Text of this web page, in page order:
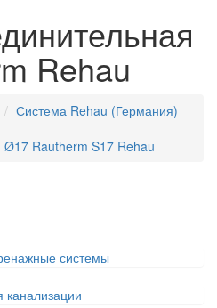
Rehau
Система Rehau (Германия)
Rautherm S17 Rehau
системы